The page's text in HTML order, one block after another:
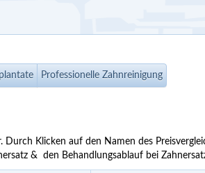
Professionelle Zahnreinigung
Klicken auf den Namen des
& den Behandlungsablauf bei